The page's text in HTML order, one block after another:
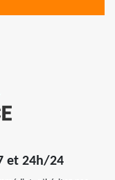
et 24h/24